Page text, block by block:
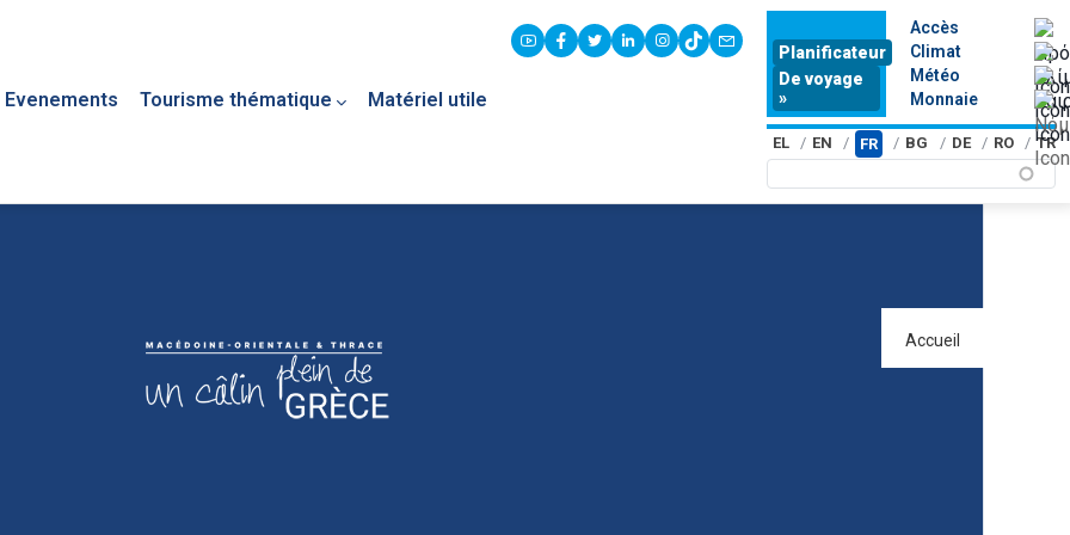
Evenements Tourisme thématique Matériel utile
youtubefacebook
twitterlinkedininstagram
tiktokcontact
Planificateur
De voyage
»
Accès
Climat
Météo
Monnaie
EL EN FR BG DE RO TR
Accueil